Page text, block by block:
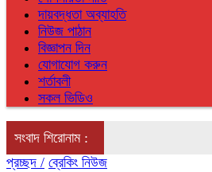
দায়বদ্ধতা অব্যাহতি
নিউজ পাঠান
বিজ্ঞাপন দিন
যোগাযোগ করুন
শর্তাবলী
সকল ভিডিও
সংবাদ শিরোনাম :
প্রচ্ছদ / ব্রেকিং নিউজ